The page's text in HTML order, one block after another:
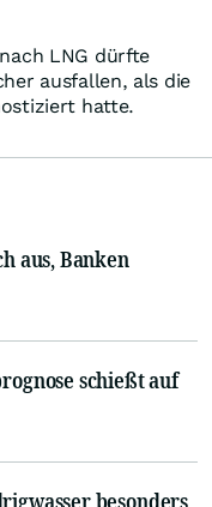
LNG dürfte
ausfallen, als die
hatte.
aus, Banken
schießt auf